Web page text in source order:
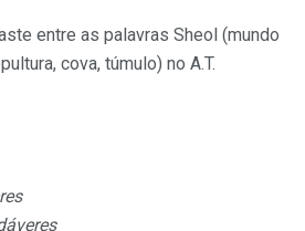
entre as palavras Sheol (mundo
cova, túmulo) no A.T.